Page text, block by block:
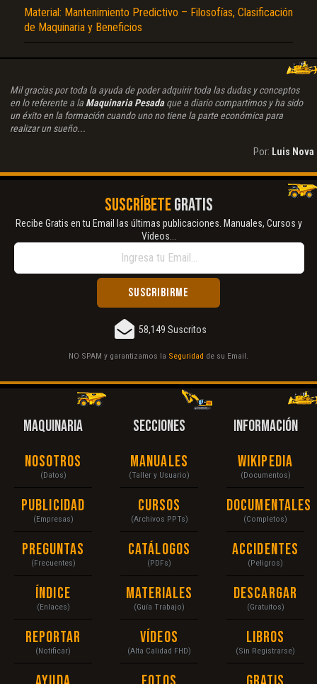
Material: Mantenimiento Predictivo – Filosofías, Clasificación
de Maquinaria y Beneficios
Mil gracias por toda la ayuda de poder adquirir toda las dudas y conceptos
en lo referente a la Maquinaria Pesadaque a diario compartimos y ha sido
un éxito en la formación cuando uno no tiene la parte económica para
realizar un sueño...
Por: Luis Nova
SUSCRÍBETEGRATIS
Recibe Gratis en tu Email las últimas publicaciones. Manuales, Cursos y
Vídeos...
58,149 Suscritos
NO SPAM y garantizamos la Seguridad de su Email.
MAQUINARIA
Nosotros
(Datos)
Publicidad
(Empresas)
Preguntas
(Frecuentes)
Índice
(Enlaces)
Reportar
(Notificar)
SECCIONES
Manuales
(Taller y Usuario)
Cursos
(Archivos PPTs)
Catálogos
(PDFs)
Materiales
(Guía Trabajo)
Vídeos
(Alta Calidad FHD)
INFORMACIÓN
Wikipedia
(Documentos)
Documentales
(Completos)
Accidentes
(Peligros)
Descargar
(Gratuitos)
Libros
(Sin Registrarse)